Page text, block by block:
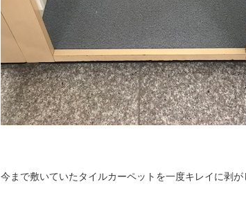
今まで敷いていたタイルカーペットを一度キレイに剥が